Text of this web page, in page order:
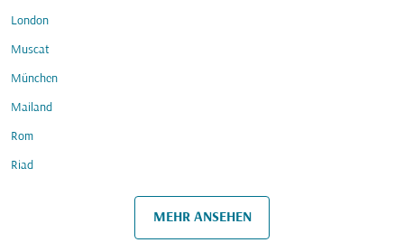
London
Muscat
München
Mailand
Rom
Riad
MEHR ANSEHEN